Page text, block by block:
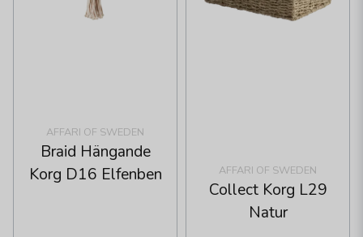
AFFARI OF SWEDEN
Braid Hängande
Korg D16 Elfenben
AFFARI OF SWEDEN
Collect Korg L29
Natur